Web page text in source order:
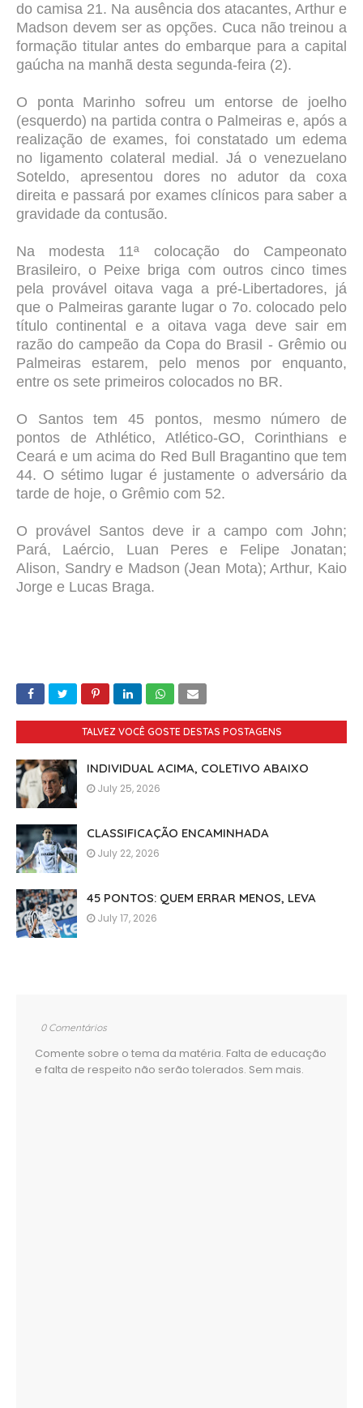
do camisa 21. Na ausência dos atacantes, Arthur e
Madson devem ser as opções. Cuca não treinou a
formação titular antes do embarque para a capital
gaúcha na manhã desta segunda-feira (2).
O ponta Marinho sofreu um entorse de joelho
(esquerdo) na partida contra o Palmeiras e, após a
realização de exames, foi constatado um edema
no ligamento colateral medial. Já o venezuelano
Soteldo, apresentou dores no adutor da coxa
direita e passará por exames clínicos para saber a
gravidade da contusão.
Na modesta 11ª colocação do Campeonato
Brasileiro, o Peixe briga com outros cinco times
pela provável oitava vaga a pré-Libertadores, já
que o Palmeiras garante lugar o 7o. colocado pelo
título continental e a oitava vaga deve sair em
razão do campeão da Copa do Brasil - Grêmio ou
Palmeiras estarem, pelo menos por enquanto,
entre os sete primeiros colocados no BR.
O Santos tem 45 pontos, mesmo número de
pontos de Athlético, Atlético-GO, Corinthians e
Ceará e um acima do Red Bull Bragantino que tem
44. O sétimo lugar é justamente o adversário da
tarde de hoje, o Grêmio com 52.
O provável Santos deve ir a campo com John;
Pará, Laércio, Luan Peres e Felipe Jonatan;
Alison, Sandry e Madson (Jean Mota); Arthur, Kaio
Jorge e Lucas Braga.
TALVEZ VOCÊ GOSTE DESTAS POSTAGENS
INDIVIDUAL ACIMA, COLETIVO ABAIXO
July 25, 2026
CLASSIFICAÇÃO ENCAMINHADA
July 22, 2026
45 PONTOS: QUEM ERRAR MENOS, LEVA
July 17, 2026
0 Comentários
Comente sobre o tema da matéria. Falta de educação
e falta de respeito não serão tolerados. Sem mais.